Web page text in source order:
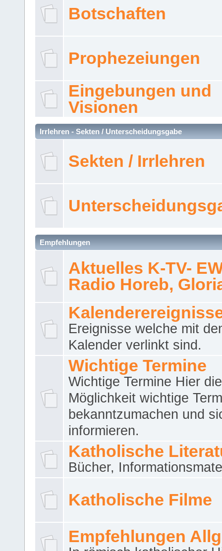
Botschaften
Prophezeiungen
Eingebungen und
Visionen
Irrlehren - Sekten / Unterscheidungsgabe
Sekten / Irrlehren
Empfehlungen
Aktuelles K-TV-
Radio Horeb,
Ereignisse welche mit
Kalender verlinkt sind.
Wichtige Termine
Wichtige Termine Hier die
Möglichkeit wichtige
bekanntzumachen und
informieren.
Katholische
Bücher,
Katholische Filme
Empfehlungen